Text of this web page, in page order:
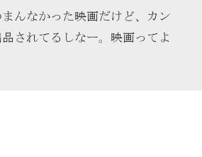
んなかった映画だけど、カン
されてるしなー。映画ってよ